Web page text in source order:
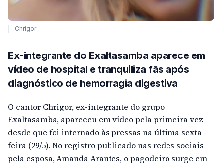
Chrigor
Ex-integrante do Exaltasamba aparece em
vídeo de hospital e tranquiliza fãs após
diagnóstico de hemorragia digestiva
O cantor Chrigor, ex-integrante do grupo
Exaltasamba, apareceu em vídeo pela primeira vez
desde que foi internado às pressas na última sexta-
feira (29/5). No registro publicado nas redes sociais
pela esposa, Amanda Arantes, o pagodeiro surge em